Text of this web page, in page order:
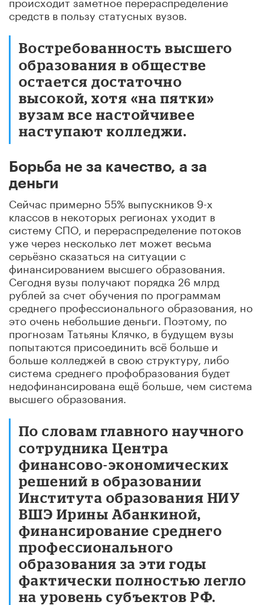
средств в пользу статусных вузов.
Востребованность высшего
образования в обществе
остается достаточно
высокой, хотя «на пятки»
вузам все настойчивее
наступают колледжи.
Борьба не за качество, а за
деньги
Cейчас примерно 55% выпускников 9-х
классов в некоторых регионах уходит в
систему СПО, и перераспределение потоков
уже через несколько лет может весьма
серьёзно сказаться на ситуации с
финансированием высшего образования.
Сегодня вузы получают порядка 26 млрд
рублей за счет обучения по программам
среднего профессионального образования, но
это очень небольшие деньги. Поэтому, по
прогнозам Татьяны Клячко, в будущем вузы
попытаются присоединить всё больше и
больше колледжей в свою структуру, либо
система среднего профобразования будет
недофинансирована ещё больше, чем система
высшего образования.
По словам главного научного
сотрудника Центра
финансово-экономических
решений в образовании
Института образования НИУ
ВШЭ Ирины Абанкиной,
финансирование среднего
профессионального
образования за эти годы
фактически полностью легло
на уровень субъектов РФ.